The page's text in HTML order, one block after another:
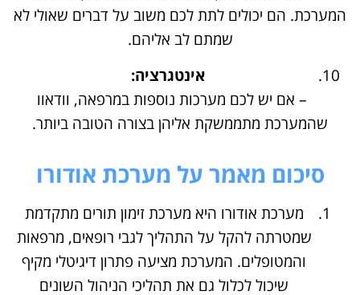
המערכת. הם יכולים לתת לכם משוב על דברים שאולי לא
שמתם לב אליהם.
אינטגרציה:
– אם יש לכם מערכות נוספות במרפאה, וודאוו
שהמערכת מתממשקת אליהן בצורה הטובה ביותר.
סיכום מאמר על מערכת אודורו
מערכת אודורו היא מערכת זימון תורים מתקדמת
שמטרתה להקל על התהליך לגבי רופאים, מרפאות
והמטופלים. המערכת מציעה פתרון דיגיטלי מקיף
שיכול לכלול גם את תהליכי הניהול השונים